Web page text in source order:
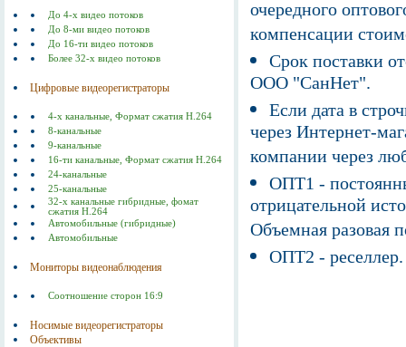
До 4-х видео потоков
До 8-ми видео потоков
До 16-ти видео потоков
Более 32-х видео потоков
Цифровые видеорегистраторы
4-х канальные, Формат сжатия Н.264
8-канальные
9-канальные
16-ти канальные, Формат сжатия Н.264
24-канальные
25-канальные
32-х канальные гибридные, фомат
сжатия H.264
Автомобильные (гибридные)
Автомобильные
Мониторы видеонаблюдения
Соотношение сторон 16:9
Носимые видеорегистраторы
Объективы
очередного
компенсации
Срок поставки
ООО "СанНет".
Если дата в
через Интернет-
компании через
ОПТ1 -
отрицательной
Объемная разовая
ОПТ2 -